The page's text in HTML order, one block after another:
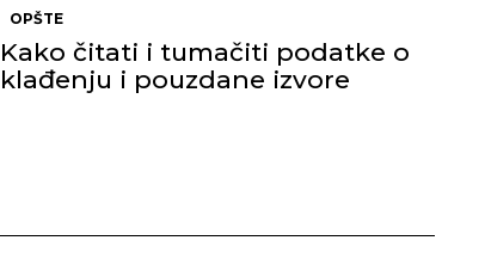
OPŠTE
Kako čitati i tumačiti podatke o
klađenju i pouzdane izvore